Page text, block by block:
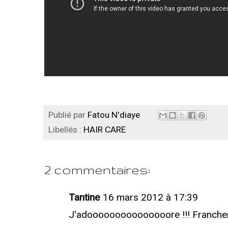
Publié par Fatou N'diaye
Libellés : HAIR CARE
2 commentaires:
Tantine 16 mars 2012 à 17:39
J'adooooooooooooooore !!!